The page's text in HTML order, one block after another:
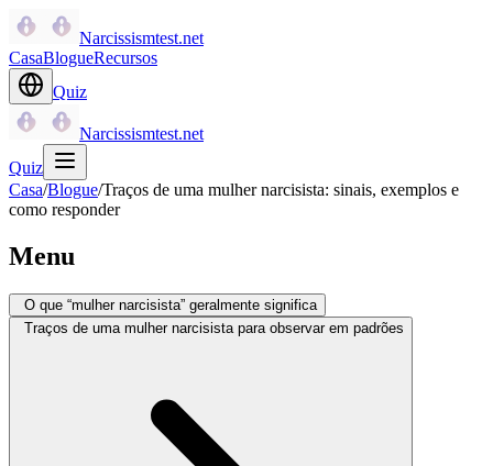
Narcissismtest.net
CasaBlogueRecursos
Quiz
Narcissismtest.net
Quiz
Casa/Blogue/Traços de uma mulher narcisista: sinais, exemplos e
como responder
Menu
O que “mulher narcisista” geralmente significa
Traços de uma mulher narcisista para observar em padrões